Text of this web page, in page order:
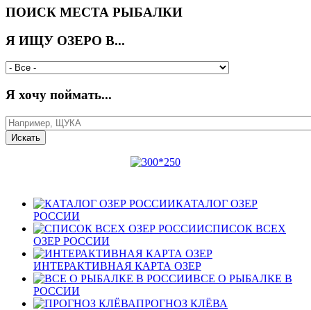
ПОИСК МЕСТА РЫБАЛКИ
Я ИЩУ ОЗЕРО В...
Я хочу поймать...
КАТАЛОГ ОЗЕР
РОССИИ
СПИСОК ВСЕХ
ОЗЕР РОССИИ
ИНТЕРАКТИВНАЯ КАРТА ОЗЕР
ВСЕ О РЫБАЛКЕ В
РОССИИ
ПРОГНОЗ КЛЁВА